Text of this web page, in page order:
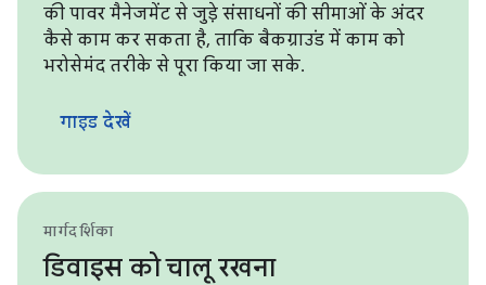
की पावर मैनेजमेंट से जुड़े संसाधनों की सीमाओं के अंदर
कैसे काम कर सकता है, ताकि बैकग्राउंड में काम को
भरोसेमंद तरीके से पूरा किया जा सके.
गाइड देखें
मार्गदर्शिका
डिवाइस को चालू रखना